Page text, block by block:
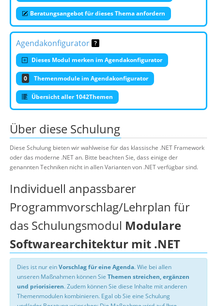
Beratungsangebot für dieses Thema anfordern
Agendakonfigurator
Dieses Modul merken im Agendakonfigurator
0 Themenmodule im Agendakonfigurator
Übersicht aller 1042Themen
Über diese Schulung
Diese Schulung bieten wir wahlweise für das klassische .NET Framework
oder das moderne .NET an. Bitte beachten Sie, dass einige der
genannten Techniken nicht in allen Varianten von .NET verfügbar sind.
Individuell anpassbarer
Programmvorschlag/Lehrplan für
das Schulungsmodul Modulare
Softwarearchitektur mit .NET
Dies ist nur einVorschlag für eine Agenda. Wie bei allen
unseren Maßnahmen können Sie Themen streichen, ergänzen
und priorisieren. Zudem können Sie diese Inhalte mit anderen
Themenmodulen kombinieren. Egal ob Sie eine Schulung